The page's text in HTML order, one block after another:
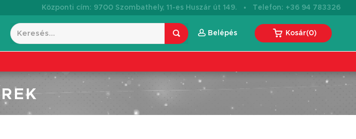
Központi cím: 9700 Szombathely, 11-es Huszár út 149. · Telefon: +36 94 783326
Belépés Kosár(0)